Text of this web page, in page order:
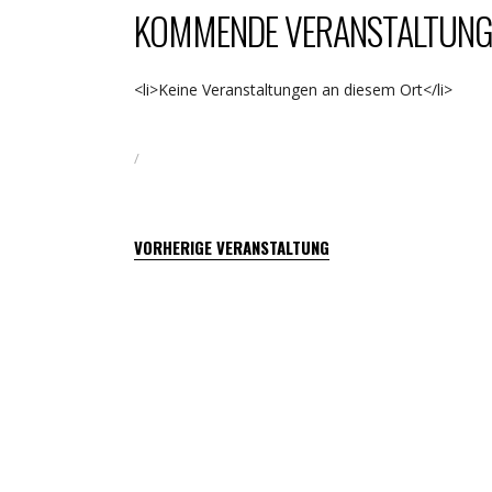
KOMMENDE
<li>Keine Veranstaltungen an diesem Ort</li>
VORHERIGE VERANSTALTUNG